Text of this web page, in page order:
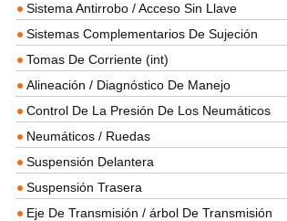
Sistema Antirrobo / Acceso Sin Llave
Sistemas Complementarios De Sujeción
Tomas De Corriente (int)
Alineación / Diagnóstico De Manejo
Control De La Presión De Los Neumáticos
Neumáticos / Ruedas
Suspensión Delantera
Suspensión Trasera
Eje De Transmisión / árbol De Transmisión